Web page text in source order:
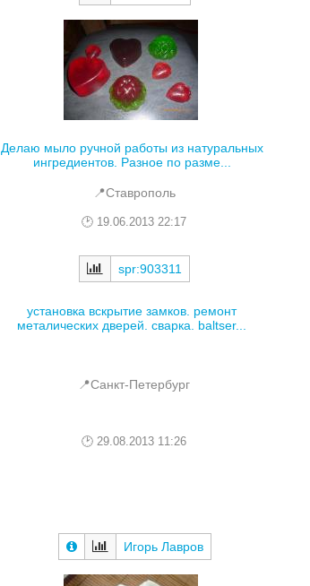
Делаю мыло ручной работы из натуральных
ингредиентов. Разное по разме...
📍Ставрополь
19.06.2013 22:17
spr:903311
установка вскрытие замков. ремонт
металических дверей. сварка. baltser...
📍Санкт-Петербург
29.08.2013 11:26
Игорь Лавров